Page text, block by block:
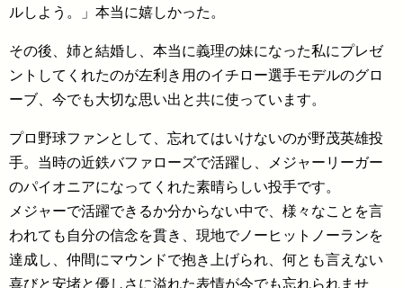
ルしよう。」本当に嬉しかった。
その後、姉と結婚し、本当に義理の妹になった私にプレゼ
ントしてくれたのが左利き用のイチロー選手モデルのグロ
ーブ、今でも大切な思い出と共に使っています。
プロ野球ファンとして、忘れてはいけないのが野茂英雄投
手。当時の近鉄バファローズで活躍し、メジャーリーガー
のパイオニアになってくれた素晴らしい投手です。
メジャーで活躍できるか分からない中で、様々なことを言
われても自分の信念を貫き、現地でノーヒットノーランを
達成し、仲間にマウンドで抱き上げられ、何とも言えない
喜びと安堵と優しさに溢れた表情が今でも忘れられませ